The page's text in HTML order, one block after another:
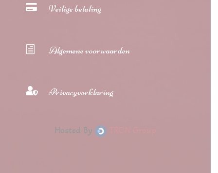
 Veilige betaling
h Algemene voorwaarden
 Privacyverklaring
Hosted By TRON Group